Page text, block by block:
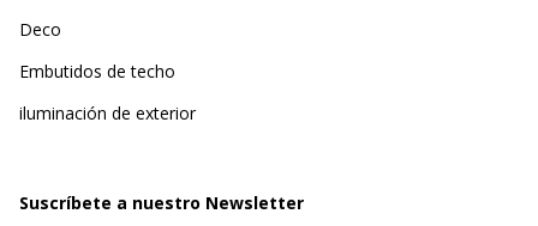
Deco
Embutidos de techo
iluminación de exterior
Suscríbete a nuestro Newsletter